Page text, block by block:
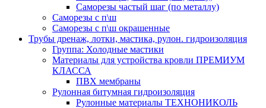
Саморезы частый шаг (по металлу)
Саморезы с п\ш
Саморезы с п\ш окрашенные
Трубы дренаж, лотки, мастика, рулон. гидроизоляция
Группа: Холодные мастики
Материалы для устройства кровли ПРЕМИУМ
КЛАССА
ПВХ мембраны
Рулонная битумная гидроизоляция
Рулонные материалы ТЕХНОНИКОЛЬ